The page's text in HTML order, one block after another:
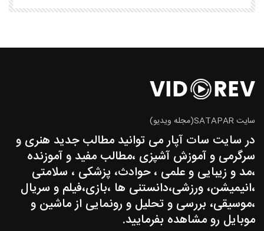
سایت SATAPAR(مجله ویدیو)
در سایت سات آپار می توانید مطالب جدید هنری و
سرگرمی و آموزش آشپزی ،مطالب مفید و آموزنده
،مد و زیبایی و علمی ، حوادث، پزشکی ، سلامتی
،انیمیشن، ورزشی،دانستنی ها ،بازی،فیلم و سریال
،موسیقی، بررسی و تحلیل و رونمایی از ماشین و
موبایل رو مشاهده بفرمایید.